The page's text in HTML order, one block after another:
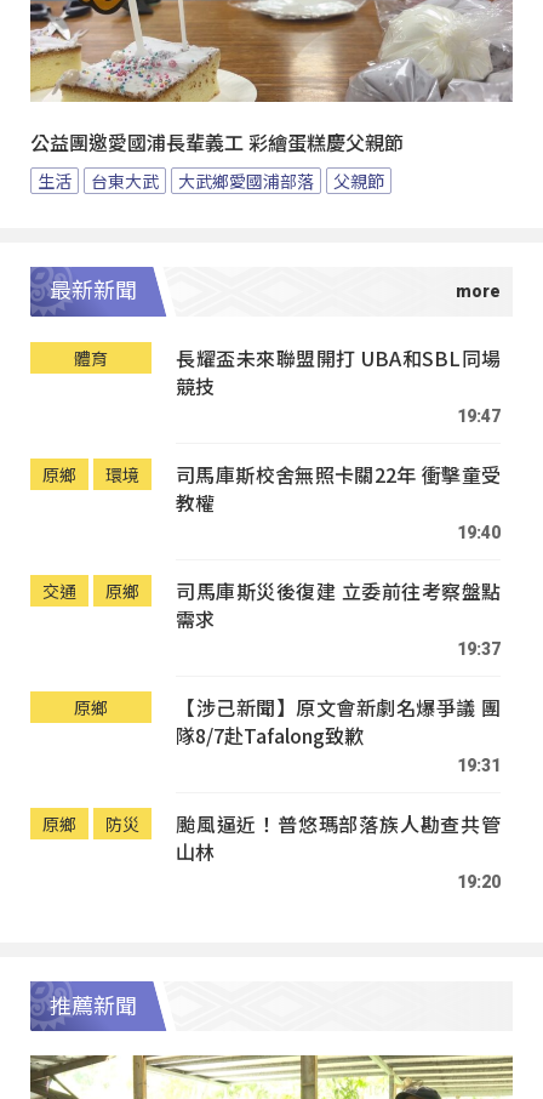
公益團邀愛國浦長輩義工 彩繪蛋糕慶父親節
生活 台東大武 大武鄉愛國浦部落 父親節
最新新聞
體育
長耀盃未來聯盟開打 UBA和SBL同場
競技
19:47
原鄉 環境
司馬庫斯校舍無照卡關22年 衝擊童受
教權
19:40
交通 原鄉
司馬庫斯災後復建 立委前往考察盤點
需求
19:37
原鄉
【涉己新聞】原文會新劇名爆爭議 團
隊8/7赴Tafalong致歉
19:31
原鄉 防災
颱風逼近！普悠瑪部落族人勘查共管
山林
19:20
推薦新聞